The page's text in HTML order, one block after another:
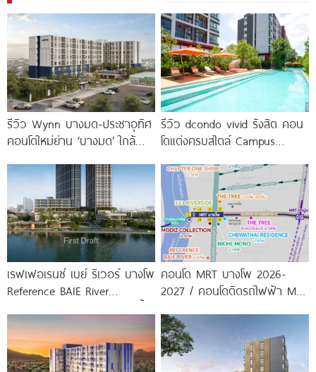
รีวิว Wynn บางมด-ประชาอุทิศ
คอนโดใหม่ย่าน ‘บางมด’ ใกล้
สายสีม่วง
รีวิว dcondo vivid รังสิต คอน
โดแต่งครบสไตล์ Campus
พร้อมรับ-ส่ง
เรฟเฟอเรนซ์ เบย์ ริเวอร์ บางโพ
Reference BAIE River
จาก
คอนโด MRT บางโพ 2026-
2027 / คอนโดติดรถไฟฟ้า MRT